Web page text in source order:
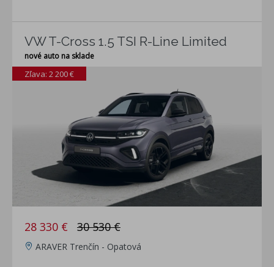
VW T-Cross 1.5 TSI R-Line Limited
nové auto na sklade
Zľava: 2 200 €
28 330 € 30 530 €
ARAVER Trenčín - Opatová